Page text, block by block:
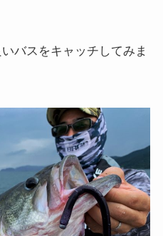
バスをキャッチしてみま